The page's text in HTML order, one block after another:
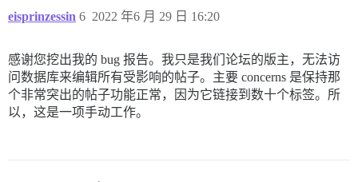
eisprinzessin 2022 年6 月 29 日 16:20
6
感谢您挖出我的 bug 报告。我只是我们论坛的版主，无法访
问数据库来编辑所有受影响的帖子。主要 concerns 是保持那
个非常突出的帖子功能正常，因为它链接到数十个标签。所
以，这是一项手动工作。